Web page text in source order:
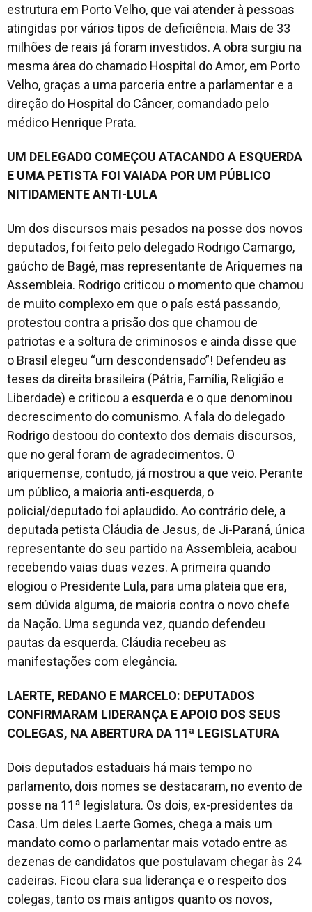
estrutura em Porto Velho, que vai atender à pessoas
atingidas por vários tipos de deficiência. Mais de 33
milhões de reais já foram investidos. A obra surgiu na
mesma área do chamado Hospital do Amor, em Porto
Velho, graças a uma parceria entre a parlamentar e a
direção do Hospital do Câncer, comandado pelo
médico Henrique Prata.
UM DELEGADO COMEÇOU ATACANDO A ESQUERDA
E UMA PETISTA FOI VAIADA POR UM PÚBLICO
NITIDAMENTE ANTI-LULA
Um dos discursos mais pesados na posse dos novos
deputados, foi feito pelo delegado Rodrigo Camargo,
gaúcho de Bagé, mas representante de Ariquemes na
Assembleia. Rodrigo criticou o momento que chamou
de muito complexo em que o país está passando,
protestou contra a prisão dos que chamou de
patriotas e a soltura de criminosos e ainda disse que
o Brasil elegeu “um descondensado”! Defendeu as
teses da direita brasileira (Pátria, Família, Religião e
Liberdade) e criticou a esquerda e o que denominou
decrescimento do comunismo. A fala do delegado
Rodrigo destoou do contexto dos demais discursos,
que no geral foram de agradecimentos. O
ariquemense, contudo, já mostrou a que veio. Perante
um público, a maioria anti-esquerda, o
policial/deputado foi aplaudido. Ao contrário dele, a
deputada petista Cláudia de Jesus, de Ji-Paraná, única
representante do seu partido na Assembleia, acabou
recebendo vaias duas vezes. A primeira quando
elogiou o Presidente Lula, para uma plateia que era,
sem dúvida alguma, de maioria contra o novo chefe
da Nação. Uma segunda vez, quando defendeu
pautas da esquerda. Cláudia recebeu as
manifestações com elegância.
LAERTE, REDANO E MARCELO: DEPUTADOS
CONFIRMARAM LIDERANÇA E APOIO DOS SEUS
COLEGAS, NA ABERTURA DA 11ª LEGISLATURA
Dois deputados estaduais há mais tempo no
parlamento, dois nomes se destacaram, no evento de
posse na 11ª legislatura. Os dois, ex-presidentes da
Casa. Um deles Laerte Gomes, chega a mais um
mandato como o parlamentar mais votado entre as
dezenas de candidatos que postulavam chegar às 24
cadeiras. Ficou clara sua liderança e o respeito dos
colegas, tanto os mais antigos quanto os novos,